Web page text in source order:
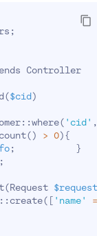
;
Controller
($cid)
( 'cid' ,
() > 0){
;
}
;
(Request $request
( [ 'name' =